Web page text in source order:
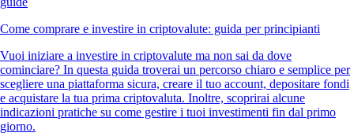
Come comprare e investire in criptovalute: guida per principianti
Vuoi iniziare a investire in criptovalute ma non sai da dove
cominciare? In questa guida troverai un percorso chiaro e semplice per
scegliere una piattaforma sicura, creare il tuo account, depositare fondi
e acquistare la tua prima criptovaluta. Inoltre, scoprirai alcune
indicazioni pratiche su come gestire i tuoi investimenti fin dal primo
giorno.